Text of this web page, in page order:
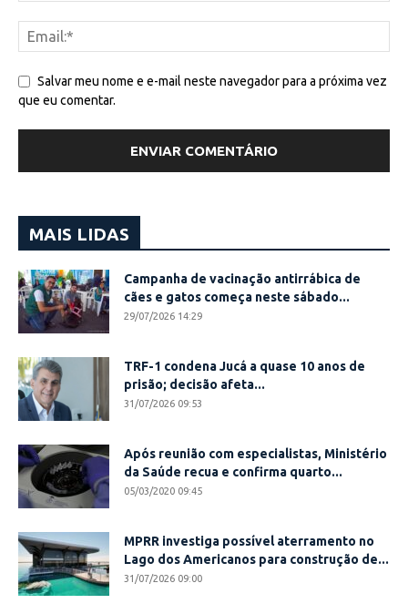
Salvar meu nome e e-mail neste navegador para a próxima vez
que eu comentar.
MAIS LIDAS
Campanha de vacinação antirrábica de
cães e gatos começa neste sábado...
29/07/2026 14:29
TRF-1 condena Jucá a quase 10 anos de
prisão; decisão afeta...
31/07/2026 09:53
Após reunião com especialistas, Ministério
da Saúde recua e confirma quarto...
05/03/2020 09:45
MPRR investiga possível aterramento no
Lago dos Americanos para construção de...
31/07/2026 09:00